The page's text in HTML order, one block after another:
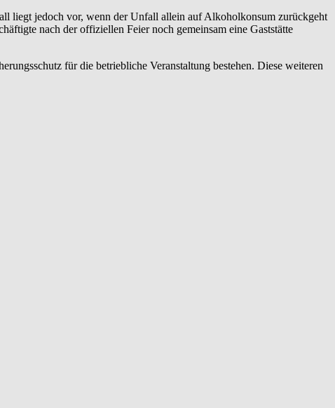
liegt jedoch vor, wenn der Unfall allein auf Alkoholkonsum zurückgeht
nach der offiziellen Feier noch gemeinsam eine Gaststätte
für die betriebliche Veranstaltung bestehen. Diese weiteren